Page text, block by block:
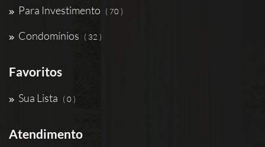
Para Investimento ( 70 )
Condomínios ( 32 )
Favoritos
Sua Lista ( 0 )
Atendimento